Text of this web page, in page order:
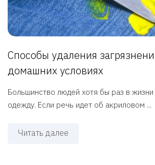
Способы удаления
домашних условиях
Большинство людей хотя бы раз в жизни
одежду. Если речь идет об акриловом ...
Читать далее